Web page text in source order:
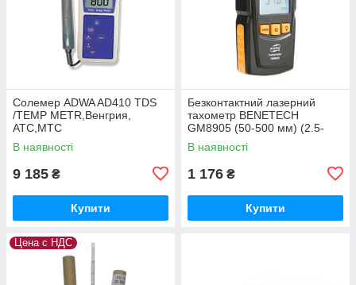
Солемер ADWA AD410 TDS
/TEMP METR,Венгрия,
АТС,МТС
В наявності
9 185 ₴
Купити
Безконтактний лазерний
тахометр BENETECH
GM8905 (50-500 мм) (2.5-
99999RPM) з
запам'ятовуванням MAX,
В наявності
1 176 ₴
Купити
Цена с НДС